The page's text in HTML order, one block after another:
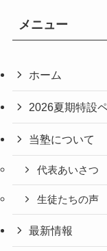
メニュー
ホーム
2026夏期特設
当塾について
代表あいさつ
生徒たちの声
最新情報